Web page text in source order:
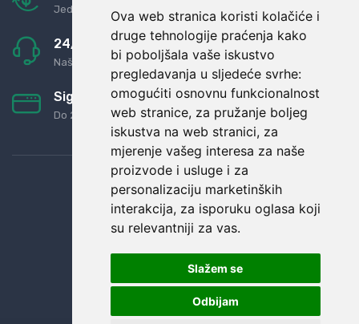
Ova web stranica koristi kolačiće i
druge tehnologije praćenja kako
bi poboljšala vaše iskustvo
pregledavanja u sljedeće svrhe:
omogućiti osnovnu funkcionalnost
web stranice, za pružanje boljeg
iskustva na web stranici, za
mjerenje vašeg interesa za naše
proizvode i usluge i za
personalizaciju marketinških
interakcija, za isporuku oglasa koji
su relevantniji za vas.
Slažem se
Odbijam
Jednostavno pravilo: Roba za novac
24/7 odlična podrška
Naši agenti uvijek na raspolaganju
Sigurno obročno plaćanje
Do 24 rata bez kamata